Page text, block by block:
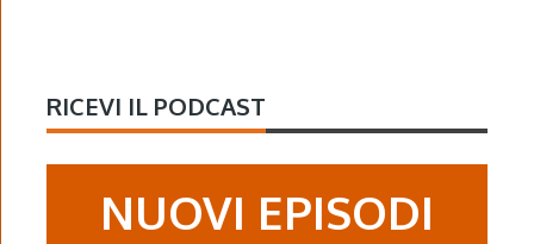
RICEVI IL PODCAST
NUOVI EPISODI